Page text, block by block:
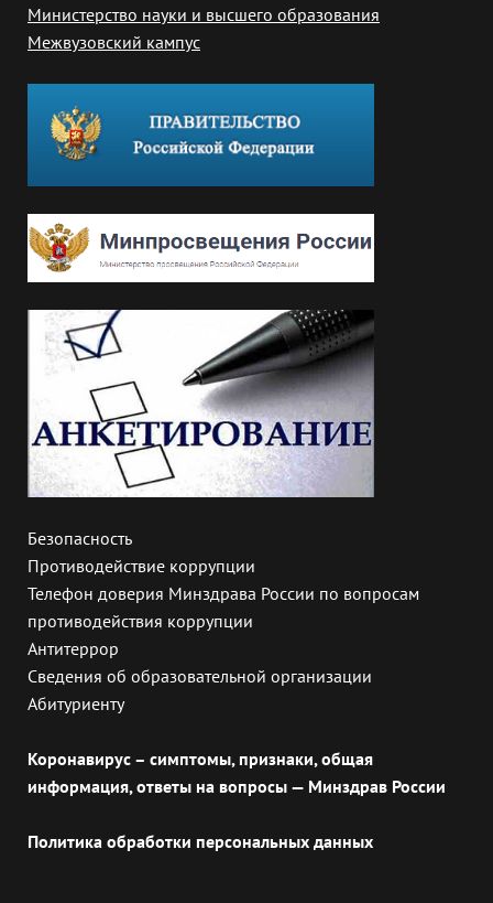
Министерство науки и высшего образования
Межвузовский кампус
Безопасность
Противодействие коррупции
Телефон доверия Минздрава России по вопросам
противодействия коррупции
Антитеррор
Сведения об образовательной организации
Абитуриенту
Коронавирус – симптомы, признаки, общая
информация, ответы на вопросы — Минздрав России
Политика обработки персональных данных